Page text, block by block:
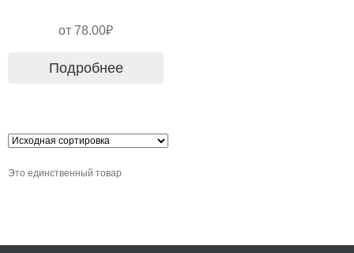
от78.00₽
Подробнее
Это единственный товар